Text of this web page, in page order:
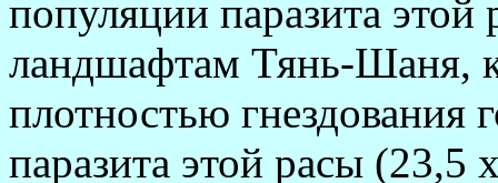
популяции паразита
ландшафтам Тянь-Шаня,
плотностью гнез­дования
паразита этой расы (23,5